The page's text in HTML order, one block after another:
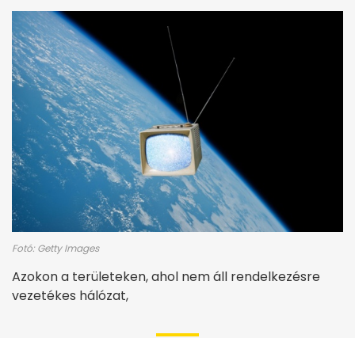
Fotó: Getty Images
Azokon a területeken, ahol nem áll rendelkezésre
vezetékes hálózat,